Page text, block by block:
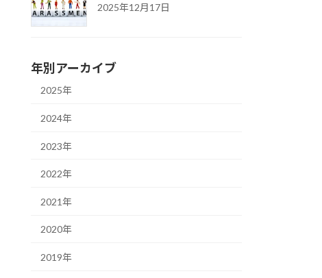
2025年12月17日
年別アーカイブ
2025年
2024年
2023年
2022年
2021年
2020年
2019年